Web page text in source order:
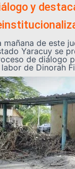
y
mañana de este
Yaracuy se
de diálogo
de Dinorah